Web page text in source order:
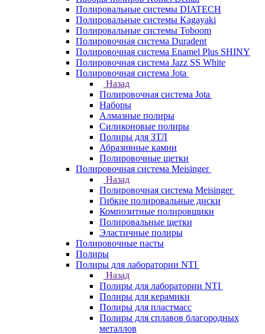
Полировальные системы DIATECH
Полировальные системы Kagayaki
Полировальные системы Toboom
Полировочная система Duradent
Полировочная система Enamel Plus SHINY
Полировочная система Jazz SS White
Полировочная система Jota
Назад
Полировочная система Jota
Наборы
Алмазные полиры
Силиконовые полиры
Полиры для ЗТЛ
Абразивные камни
Полировочные щетки
Полировочная система Meisinger
Назад
Полировочная система Meisinger
Гибкие полировальные диски
Композитные полировщики
Полировальные щетки
Эластичные полиры
Полировочные пасты
Полиры
Полиры для лаборатории NTI
Назад
Полиры для лаборатории NTI
Полиры для керамики
Полиры для пластмасс
Полиры для сплавов благородных
металлов